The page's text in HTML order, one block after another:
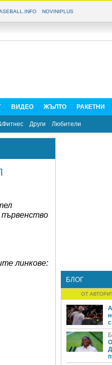
NOVINIPLUS
ВИДЕО ЖЪЛТО РАКЕТНИ
Други Любители
линкове:
БЛОГ
ОТ